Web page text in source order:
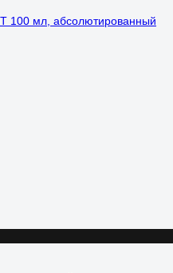
100 мл, абсолютированный